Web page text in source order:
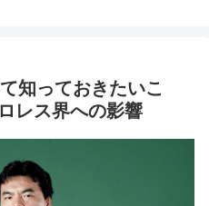
知っておきたいこ
レス界への影響